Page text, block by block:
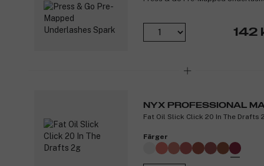
142
NYX PROFESSIONAL
Fat Oil Slick Click 20 In The Drafts
Färger